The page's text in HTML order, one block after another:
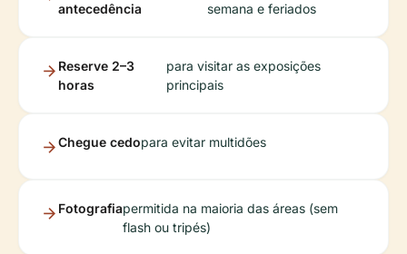
antecedência
semana e feriados
Reserve 2–3
horas
para visitar as exposições
principais
Chegue cedopara evitar multidões
Fotografiapermitida na maioria das áreas (sem
flash ou tripés)